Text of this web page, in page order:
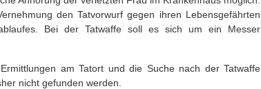
den Tatvorwurf gegen ihren Lebensgefährten
Bei der Tatwaffe soll es sich um ein Messer
am Tatort und die Suche nach der Tatwaffe
nicht gefunden werden.